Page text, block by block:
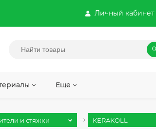
Личный кабинет
Еще
и стяжки KERAKOLL